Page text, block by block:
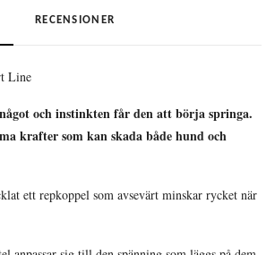
RECENSIONER
Line
och instinkten får den att börja springa.
krafter som kan skada både hund och
ett repkoppel som avsevärt minskar rycket när